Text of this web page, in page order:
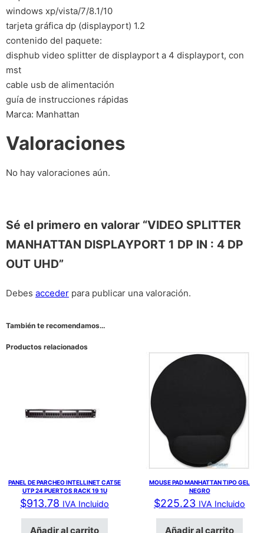
windows xp/vista/7/8.1/10
tarjeta gráfica dp (displayport) 1.2
contenido del paquete:
disphub video splitter de displayport a 4 displayport, con
mst
cable usb de alimentación
guía de instrucciones rápidas
Marca: Manhattan
Valoraciones
No hay valoraciones aún.
Sé el primero en valorar “VIDEO SPLITTER
MANHATTAN DISPLAYPORT 1 DP IN : 4 DP
OUT UHD”
Debes acceder para publicar una valoración.
También te recomendamos…
Productos relacionados
PANEL DE PARCHEO INTELLINET CAT5E
UTP 24 PUERTOS RACK 19 1U
$913.78 IVA Incluido
Añadir al carrito
MOUSE PAD MANHATTAN TIPO GEL
NEGRO
$225.23 IVA Incluido
Añadir al carrito